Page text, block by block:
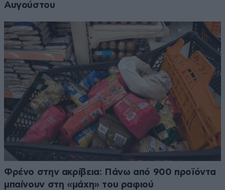
Αυγούστου
Φρένο στην ακρίβεια: Πάνω από 900 προϊόντα
μπαίνουν στη «μάχη» του ραφιού